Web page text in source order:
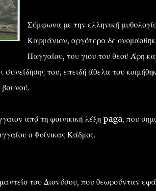
Σύμφωνα με την ελληνική
Καρμάνιον, αργότερα δε
Παγγαίου, του γιου του θεού Άρη
συνείδησης του, επειδή άθελα του
βουνού.
από τη φοινικική λέξη paga, που
ο Φοίνικας Κάδμος.
του Διονύσου, που θεωρούνταν